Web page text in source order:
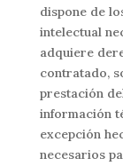
dispone de
intelectual
adquiere
contratado,
prestación
información
excepción
necesarios